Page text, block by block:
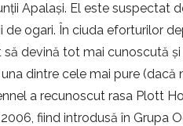
Apalași. El este suspectat
de ogari. În ciuda eforturilor
să devină tot mai cunoscută
dintre cele mai pure
a recunoscut rasa Plott
fiind introdusă în Grupa